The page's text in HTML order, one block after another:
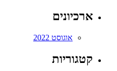
ארכיונים
אוגוסט 2022
קטגוריות